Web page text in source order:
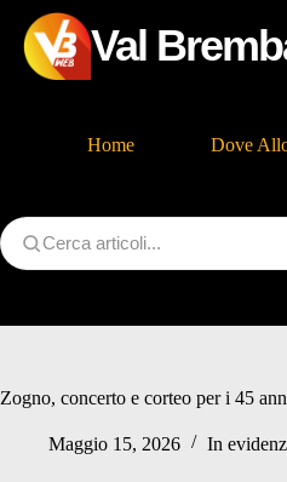
Val
Home Dove
Zogno, concerto e corteo per i 45
Maggio 15, 2026 In